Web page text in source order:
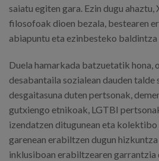
saiatu egiten gara. Ezin dugu
filosofoak dioen bezala, bestearen
abiapuntu eta ezinbesteko
Duela hamarkada batzuetatik
desabantaila sozialean dauden
desgaitasuna duten pertsonak,
gutxiengo etnikoak, LGTBI
izendatzen ditugunean eta
garenean erabiltzen dugun
inklusiboan erabiltzearen garrantzia